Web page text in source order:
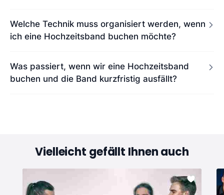
Welche Technik muss organisiert werden, wenn
ich eine Hochzeitsband buchen möchte?
Was passiert, wenn wir eine Hochzeitsband
buchen und die Band kurzfristig ausfällt?
Vielleicht gefällt Ihnen auch